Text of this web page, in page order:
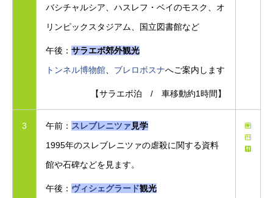
バシチャルシア、ハスレフ・ベイのモスク、オ
リンピックスタジアム、国立図書館など
午後： サラエボ郊外観光
トンネル博物館
ブレロボスナへご案内します
【サラエボ泊 / 車移動約1時間】
3 午前： スレブレニツァ 見学
1995年のスレブレニツァの虐殺に関する資料
館や石碑などを見ます。
午後： ヴィシェグラード観光